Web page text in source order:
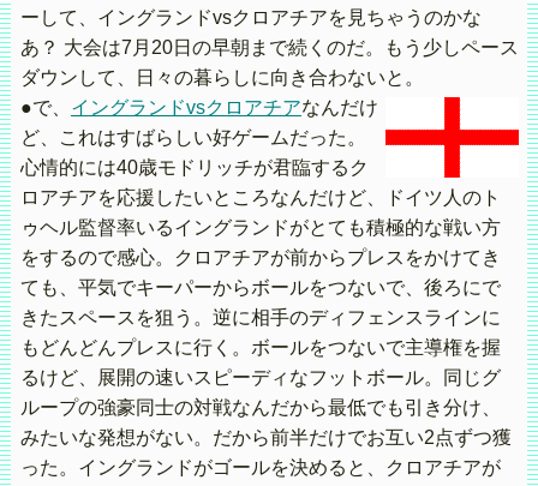
ーして、イングランドvsクロアチアを見ちゃうのかな
あ？ 大会は7月20日の早朝まで続くのだ。もう少しペース
ダウンして、日々の暮らしに向き合わないと。
●で、 イングランドvsクロアチアなんだけ
ど、これはすばらしい好ゲームだった。
心情的には40歳モドリッチが君臨するク
ロアチアを応援したいところなんだけど、ドイツ人のト
ゥヘル監督率いるイングランドがとても積極的な戦い方
をするので感心。クロアチアが前からプレスをかけてき
ても、平気でキーパーからボールをつないで、後ろにで
きたスペースを狙う。逆に相手のディフェンスラインに
もどんどんプレスに行く。ボールをつないで主導権を握
るけど、展開の速いスピーディなフットボール。同じグ
ループの強豪同士の対戦なんだから最低でも引き分け、
みたいな発想がない。だから前半だけでお互い2点ずつ獲
った。イングランドがゴールを決めると、クロアチアが